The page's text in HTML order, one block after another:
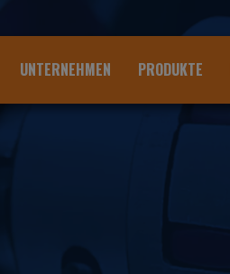
UNTERNEHMEN PRODUKTE